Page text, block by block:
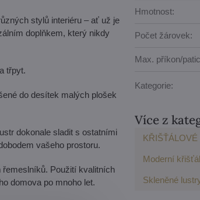
stylů interiéru – ať už je
doplňkem, který nikdy
třpyt.
do desítek malých plošek
dokonale sladit s ostatními
vašeho prostoru.
Použití kvalitních
domova po mnoho let.
Hmotnost:
Počet žárovek:
Max. příkon/
Kategorie:
Více z
Moderní
Skleněné